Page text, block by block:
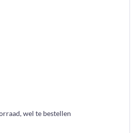
wel te bestellen